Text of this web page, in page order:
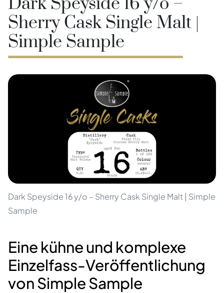
Sherry Cask Single Malt |
Simple Sample
Dark Speyside 16 y/o – Sherry Cask Single Malt | Simple
Sample
Eine kühne und komplexe
Einzelfass-Veröffentlichung
von Simple Sample